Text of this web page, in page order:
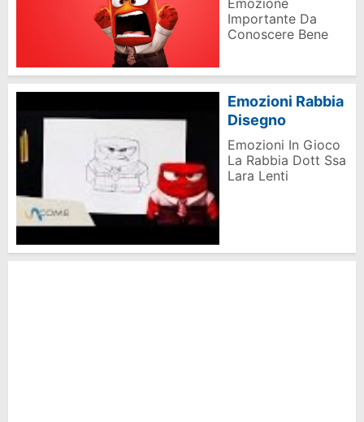
Emozione
Importante Da
Conoscere Bene
Emozioni Rabbia
Disegno
Emozioni In Gioco
La Rabbia Dott Ssa
Lara Lenti